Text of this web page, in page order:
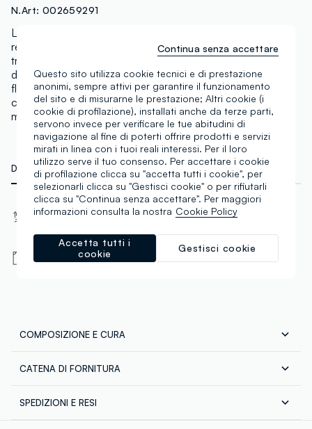
N.Art: 002659291
La polo a maniche corte bianca della linea Fagottino è
realizzata in puro cotone, garantendo morbidezza e
traspirabilità per la pelle delle bimbe tra 9 e 36 mesi
durante le giornate estive. Decorata con delicati motivi
floreali, offre uno stile fresco e giocoso. Dotata di
colletto classico, assicura comfort e libertà di
movimento.
DETTAGLI TECNICI MATERIALI E FILIERA
Materiale
Vestibilità
Tipologia manica
Corta
COMPOSIZIONE E CURA
Composizione: 100% COTONE
CATENA DI FORNITURA
SKY COTEX INDIA PRIVATE LIMITE
SPEDIZIONI E RESI
Questo sito utilizza cookie tecnici e di prestazione
anonimi, sempre attivi per garantire il funzionamento
del sito e di misurarne le prestazione; Altri cookie (i
cookie di profilazione), installati anche da terze parti,
servono invece per verificare le tue abitudini di
navigazione al fine di poterti offrire prodotti e servizi
mirati in linea con i tuoi reali interessi. Per il loro
utilizzo serve il tuo consenso. Per accettare i cookie
di profilazione clicca su "accetta tutti i cookie", per
selezionarli clicca su "Gestisci cookie" o per rifiutarli
clicca su "Continua senza accettare". Per maggiori
informazioni consulta la nostra Cookie Policy
Gestisci cookie
Accetta tutti i
cookie
Continua senza accettare